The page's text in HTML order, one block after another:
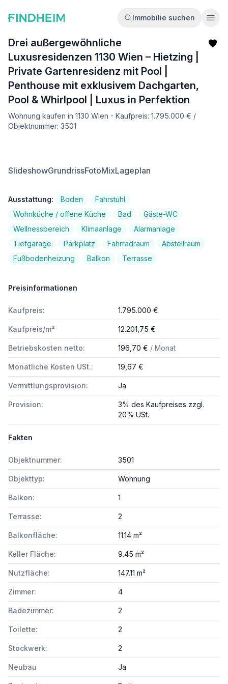
Immobilie suchen
Drei außergewöhnliche
Luxusresidenzen 1130 Wien – Hietzing |
Private Gartenresidenz mit Pool |
Penthouse mit exklusivem Dachgarten,
Pool & Whirlpool | Luxus in Perfektion
Wohnung kaufen in 1130 Wien - Kaufpreis: 1.795.000 € /
Objektnummer: 3501
SlideshowGrundrissFotoMixLageplan
Ausstattung: Boden
Fahrstuhl
Wohnküche / offene Küche
Bad
Gäste-WC
Wellnessbereich
Klimaanlage
Alarmanlage
Tiefgarage
Parkplatz Fahrradraum
Abstellraum
Fußbodenheizung
Balkon Terrasse
Preisinformationen
Kaufpreis: 1.795.000 €
Kaufpreis/m² 12.201,75 €
Betriebskosten netto: 196,70 € / Monat
Monatliche Kosten USt.: 19,67 €
Vermittlungsprovision: Ja
Provision:
3% des Kaufpreises zzgl.
20% USt.
Fakten
Objektnummer: 3501
Objekttyp: Wohnung
Balkon: 1
Terrasse: 2
Balkonfläche: 11.14 m²
Keller Fläche: 9.45 m²
Nutzfläche: 147.11 m²
Zimmer: 4
Badezimmer: 2
Toilette: 2
Stockwerk: 2
Neubau Ja